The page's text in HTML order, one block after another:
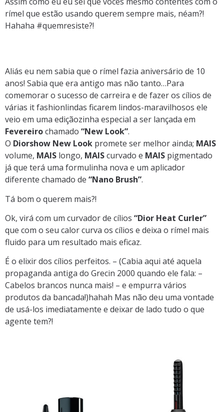
rímel que estão usando querem sempre mais, néam?!
Hahaha #quemresiste?!
Aliás eu nem sabia que o rímel fazia aniversário de 10
anos! Sabia que era antigo mas não tanto…Para
comemorar o sucesso de carreira e de fazer os cílios de
várias it fashionlindas ficarem lindos-maravilhosos ele
veio em uma ediçãozinha especial a ser lançada em
Fevereirochamado “New Look”.
O Diorshow New Look promete ser melhor ainda; MAIS
volume, MAIS longo, MAIScurvado e MAIS pigmentado
já que terá uma formulinha nova e um aplicador
diferente chamado de “Nano Brush”.
Tá bom o querem mais?!
Ok, virá com um curvador de cílios “Dior Heat Curler”
que com o seu calor curva os cílios e deixa o rímel mais
fluido para um resultado mais eficaz.
É o elixir dos cílios perfeitos. – (Cabia aqui até aquela
propaganda antiga do Grecin 2000 quando ele fala: –
Cabelos brancos nunca mais! – e empurra vários
produtos da bancada!)hahah Mas não deu uma vontade
de usá-los imediatamente e deixar de lado tudo o que
agente tem?!